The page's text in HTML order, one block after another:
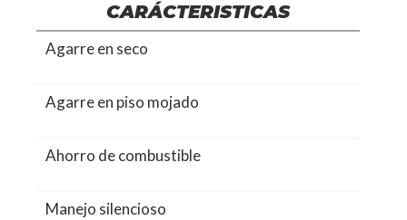
CARÁCTERISTICAS
Agarre en seco
Agarre en piso mojado
Ahorro de combustible
Manejo silencioso